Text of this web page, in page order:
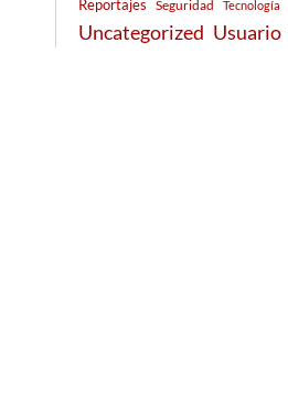
Reportajes Seguridad Tecnología
Uncategorized Usuario